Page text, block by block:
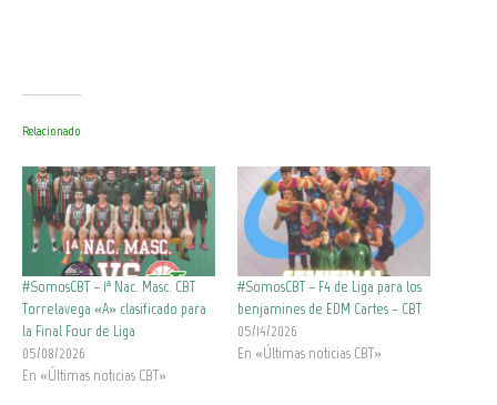
Relacionado
#SomosCBT – 1ª Nac. Masc. CBT
Torrelavega «A» clasificado para
la Final Four de Liga
05/08/2026
En «Últimas noticias CBT»
#SomosCBT – F4 de Liga para los
benjamines de EDM Cartes – CBT
05/14/2026
En «Últimas noticias CBT»